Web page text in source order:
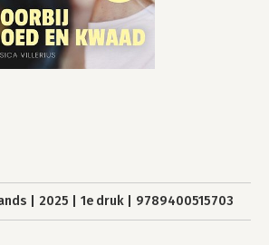
2025 1e druk 9789400515703